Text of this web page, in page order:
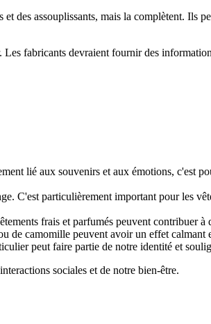
des assouplissants, mais la complètent. Ils
fabricants devraient fournir des
lié aux souvenirs et aux émotions, c'est
C'est particulièrement important pour les
frais et parfumés peuvent contribuer à
de camomille peuvent avoir un effet calmant
peut faire partie de notre identité et
sociales et de notre bien-être.